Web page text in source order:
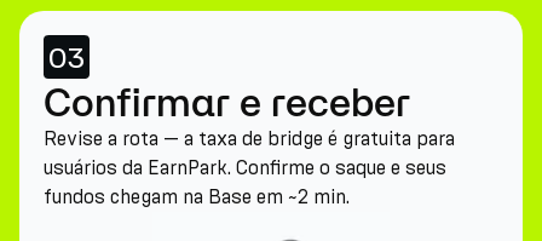
03
Confirmar e receber
Revise a rota — a taxa de bridge é gratuita para
usuários da EarnPark. Confirme o saque e seus
fundos chegam na Base em ~2 min.